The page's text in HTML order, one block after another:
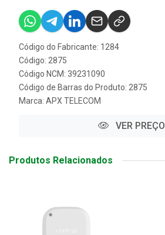
Código do Fabricante: 1284
Código: 2875
Código NCM: 39231090
Código de Barras do Produto: 2875
Marca: APX TELECOM
VER PREÇO
Produtos Relacionados